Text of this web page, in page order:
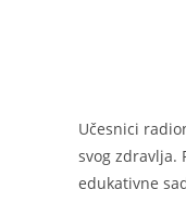
Učesnici
svog zdravlja.
edukativne